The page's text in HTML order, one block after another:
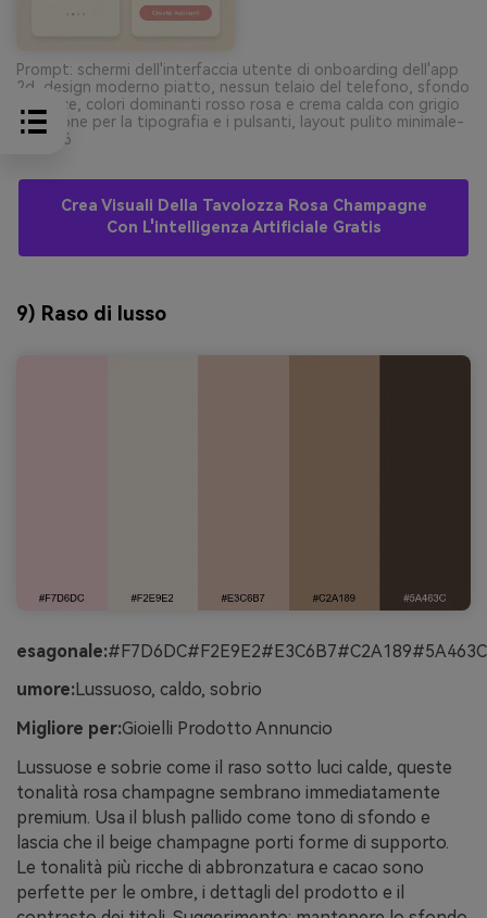
Prompt: schermi dell'interfaccia utente di onboarding dell'app
2d, design moderno piatto, nessun telaio del telefono, sfondo
semplice, colori dominanti rosso rosa e crema calda con grigio
e carbone per la tipografia e i pulsanti, layout pulito minimale-
-ar 9:16
Crea Visuali Della Tavolozza Rosa Champagne
Con L'intelligenza Artificiale Gratis
9) Raso di lusso
esagonale:#F7D6DC#F2E9E2#E3C6B7#C2A189#5A463C
umore:Lussuoso, caldo, sobrio
Migliore per:Gioielli Prodotto Annuncio
Lussuose e sobrie come il raso sotto luci calde, queste
tonalità rosa champagne sembrano immediatamente
premium. Usa il blush pallido come tono di sfondo e
lascia che il beige champagne porti forme di supporto.
Le tonalità più ricche di abbronzatura e cacao sono
perfette per le ombre, i dettagli del prodotto e il